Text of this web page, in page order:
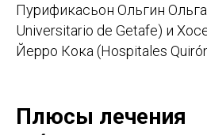
Пурификасьон Ольгин
Universitario de Getafe) и
Йерро Кока (Hospitales
Плюсы лечения